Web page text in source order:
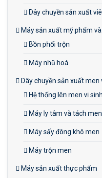
Dây chuyền sản xuất
Máy sản xuất mỹ phẩm
Bồn phối trộn
Máy nhũ hoá
Dây chuyền sản xuất men
Hệ thống lên men vi sinh
Máy ly tâm và tách men
Máy sấy đông khô men
Máy trộn men
Máy sản xuất thực phẩm